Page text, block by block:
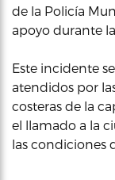
de la Policía
apoyo durante
Este incidente
atendidos por
costeras de la
el llamado a la
las condiciones